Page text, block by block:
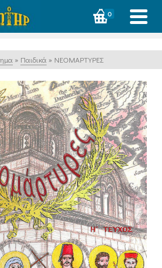
0
» Παιδικά » ΝΕΟΜΑΡΤΥΡΕΣ